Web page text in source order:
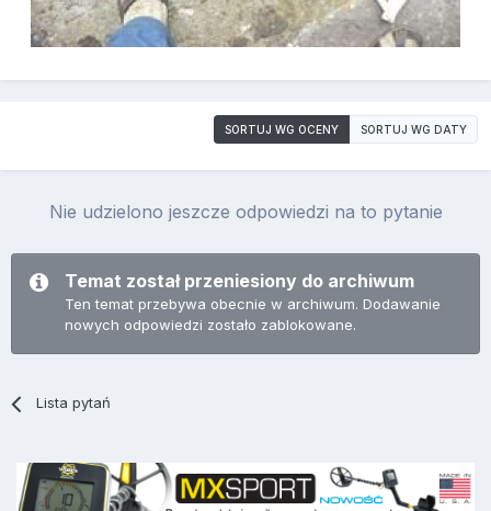
SORTUJ WG OCENY SORTUJ WG DATY
Nie udzielono jeszcze odpowiedzi na to pytanie
Temat został przeniesiony do archiwum
Ten temat przebywa obecnie w archiwum. Dodawanie
nowych odpowiedzi zostało zablokowane.
Lista pytań